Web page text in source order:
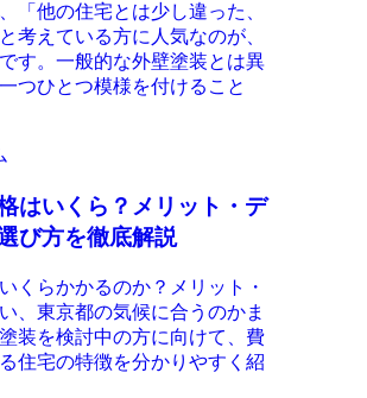
「他の住宅とは少し違った、
考えている方に人気なのが、
す。一般的な外壁塗装とは異
つひとつ模様を付けること
はいくら？メリット・デ
び方を徹底解説
くらかかるのか？メリット・
、東京都の気候に合うのかま
装を検討中の方に向けて、費
住宅の特徴を分かりやすく紹